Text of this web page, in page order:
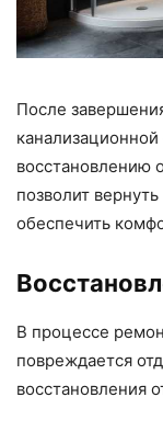
После
восстановлению
позволит
обеспечить
В процессе
повреждается
восстановления